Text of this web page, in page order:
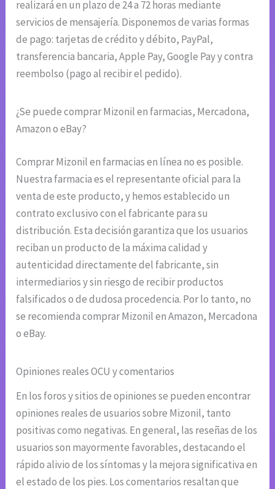
realizará en un plazo de 24 a 72 horas mediante
servicios de mensajería. Disponemos de varias formas
de pago: tarjetas de crédito y débito, PayPal,
transferencia bancaria, Apple Pay, Google Pay y contra
reembolso (pago al recibir el pedido).
¿Se puede comprar Mizonil en farmacias, Mercadona,
Amazon o eBay?
Comprar Mizonil en farmacias en línea no es posible.
Nuestra farmacia es el representante oficial para la
venta de este producto, y hemos establecido un
contrato exclusivo con el fabricante para su
distribución. Esta decisión garantiza que los usuarios
reciban un producto de la máxima calidad y
autenticidad directamente del fabricante, sin
intermediarios y sin riesgo de recibir productos
falsificados o de dudosa procedencia. Por lo tanto, no
se recomienda comprar Mizonil en Amazon, Mercadona
o eBay.
Opiniones reales OCU y comentarios
En los foros y sitios de opiniones se pueden encontrar
opiniones reales de usuarios sobre Mizonil, tanto
positivas como negativas. En general, las reseñas de los
usuarios son mayormente favorables, destacando el
rápido alivio de los síntomas y la mejora significativa en
el estado de los pies. Los comentarios resaltan que